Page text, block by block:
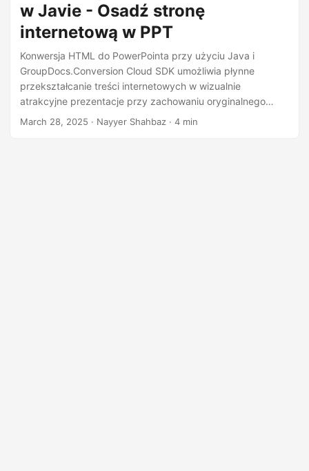
w Javie - Osadź stronę
internetową w PPT
Konwersja HTML do PowerPointa przy użyciu Java i
GroupDocs.Conversion Cloud SDK umożliwia płynne
przekształcanie treści internetowych w wizualnie
atrakcyjne prezentacje przy zachowaniu oryginalnego
formatowania.
March 28, 2025 · Nayyer Shahbaz · 4 min